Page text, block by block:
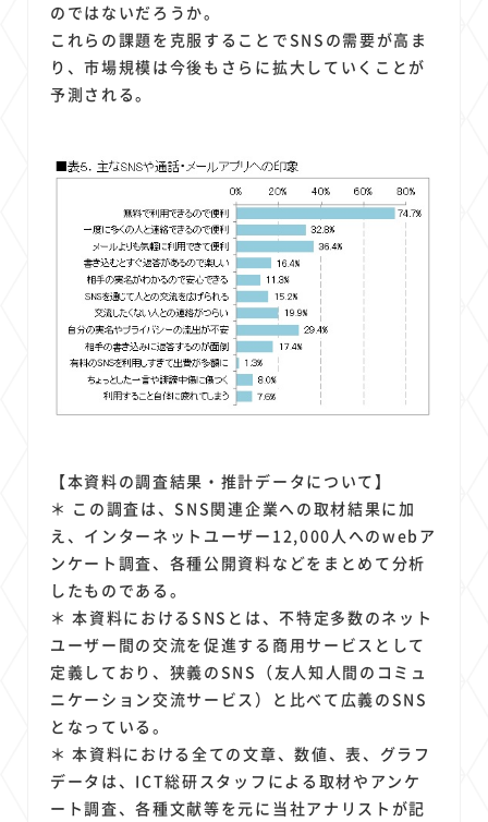
のではないだろうか。
これらの課題を克服することでSNSの需要が高ま
り、市場規模は今後もさらに拡大していくことが
予測される。
【本資料の調査結果・推計データについて】
＊ この調査は、SNS関連企業への取材結果に加
え、インターネットユーザー12,000人へのwebア
ンケート調査、各種公開資料などをまとめて分析
したものである。
＊ 本資料におけるSNSとは、不特定多数のネット
ユーザー間の交流を促進する商用サービスとして
定義しており、狭義のSNS（友人知人間のコミュ
ニケーション交流サービス）と比べて広義のSNS
となっている。
＊ 本資料における全ての文章、数値、表、グラフ
データは、ICT総研スタッフによる取材やアンケ
ート調査、各種文献等を元に当社アナリストが記